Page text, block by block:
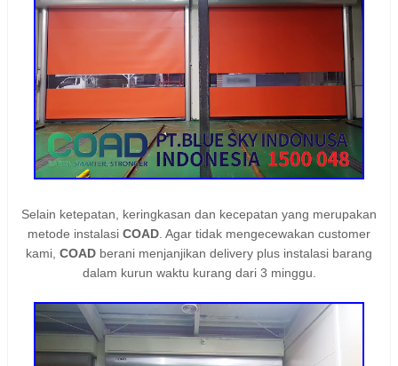
Selain ketepatan, keringkasan dan kecepatan yang merupakan
metode instalasi COAD . Agar tidak mengecewakan customer
kami, COAD berani menjanjikan delivery plus instalasi barang
dalam kurun waktu kurang dari 3 minggu.